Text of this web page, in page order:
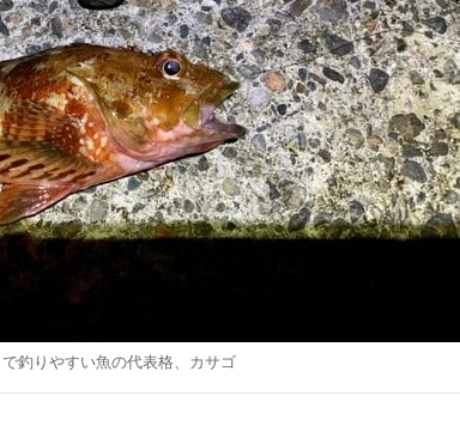
釣りやすい魚の代表格、カサゴ